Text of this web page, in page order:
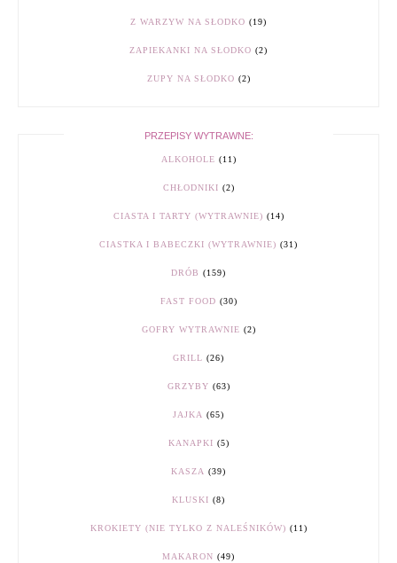
Z WARZYW NA SŁODKO (19)
ZAPIEKANKI NA SŁODKO (2)
ZUPY NA SŁODKO (2)
PRZEPISY WYTRAWNE:
ALKOHOLE (11)
CHŁODNIKI (2)
CIASTA I TARTY (WYTRAWNIE) (14)
CIASTKA I BABECZKI (WYTRAWNIE) (31)
DRÓB (159)
FAST FOOD (30)
GOFRY WYTRAWNIE (2)
GRILL (26)
GRZYBY (63)
JAJKA (65)
KANAPKI (5)
KASZA (39)
KLUSKI (8)
KROKIETY (NIE TYLKO Z NALEŚNIKÓW) (11)
MAKARON (49)